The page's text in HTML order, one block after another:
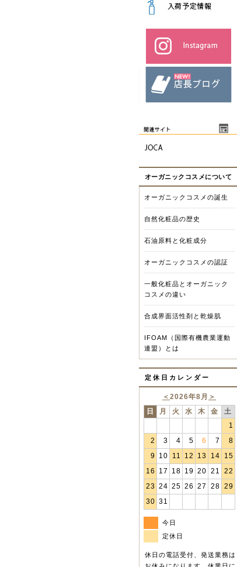
オーガニックコスメについて
オーガニックコスメの誕生
自然化粧品の歴史
石油原料と化粧成分
オーガニックコスメの認証
一般化粧品とオーガニック
コスメの違い
合成界面活性剤と乾燥肌
IFOAM（国際有機農業運動
連盟）とは
定休日カレンダー
＜ 2026年8月 ＞
日
月 火 水 木 金
土
1
2
3 4 5 6 7
8
9 10 11 12 13 14
15
16
17 18 19 20 21
22
23 24 25 26 27 28 29
30 31
今日
定休日
休日の電話受付、発送業務は